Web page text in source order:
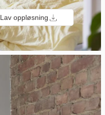
Lav oppløsning